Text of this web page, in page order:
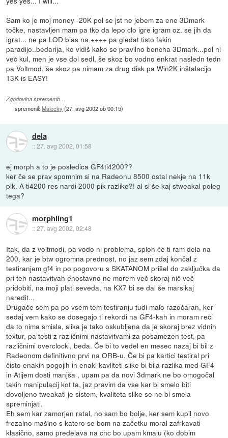
Sam ko je moj money -20K pol se jst ne jebem za ene 3Dmark
točke, nastavljen mam pa tko da lepo clo igre igram oz. se jih da
igrat... ne pa LOD bias na ++++ pa gledat tisto fakin
paradijo..bedarija, ko vidiš kako se pravilno bencha 3Dmark...pol ni
več kul, men je vse dol sedl, še skoz bo vodno enkrat nasledn tedn
pa Voltmod, še skoz pa nimam za drug disk pa Win2K inštalacijo
13K is EASY!
Zgodovina sprememb…
spremenil:Malecky (27. avg 2002 ob 00:15)
dela
::27. avg 2002, 01:58
ej morph a to je posledica GF4ti4200??
ker če se prav spomnim si na Radeonu 8500 ostal nekje na 11k
pik. A ti4200 res nardi 2000 pik razlike?! al si še kaj stweakal poleg
tega?
morphling1
::27. avg 2002, 02:48
Itak, da z voltmodi, pa vodo ni problema, sploh če ti ram dela na
200, kar je btw ogromna prednost, no jaz sem zdaj končal z
testiranjem gf4 in po pogovoru s SKATANOM prišel do zaključka da
pri teh nastavitvah enostavno ne morem več skoraj nič več
pridobiti, na moji plati seveda, na KX7 bi se dal še marsikaj
naredit...
Drugače sem pa po vsem tem testiranju tudi malo razočaran, ker
sedaj vem kako se dosegajo ti rekordi na GF4-kah in moram reči
da to nima smisla, slika je tako oskubljena da je skoraj brez vidnih
textur, pa testi z različnimi nastavitvami za posamezen test, pa
različnimi overclocki, beda. Če bi to vedel en mesec nazaj bi bil z
Radeonom definitivno prvi na ORB-u. Če bi pa kartici testiral pri
čisto enakih pogojih in enaki kavliteti slike bi bila razlika med GF4
in Atijem dosti manjša , upam pa da novi 3dmark ne bo omogočal
takih manipulacij kot ta, jaz pravim da vse kar bi smelo biti
dovoljeno tweakati je sistem, kvaliteta slike se ne bi smela
spreminjati.
Eh sem kar zamorjen ratal, no sam bo bolje, ker sem kupil novo
frezalno mašino s katero se bom na začetku moral zafrkavati
klasično, samo predelava na cnc bo upam kmalu (ko dobim